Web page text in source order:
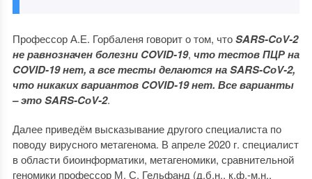
Профессор А.Е. Горбаленя говорит о том, чтоSARS-CоV-2
не равнозначен болезни COVID-19, что тестов ПЦР на
COVID-19 нет, а все тесты делаются на SARS-CоV-2,
что никаких вариантов COVID-19 нет. Все варианты
– это SARS-CоV-2.
Далее приведём высказывание другого специалиста по
поводу вирусного метагенома. В апреле 2020 г. специалист
в области биоинформатики, метагеномики, сравнительной
геномики профессор М. С. Гельфанд (д.б.н., к.ф.-м.н.,